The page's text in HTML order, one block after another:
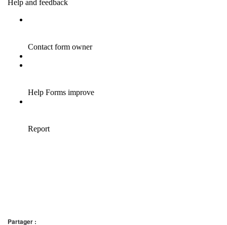
Partager :